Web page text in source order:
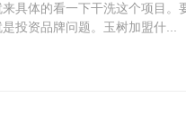
具体的看一下干洗这个项目。
投资品牌问题。玉树加盟什...